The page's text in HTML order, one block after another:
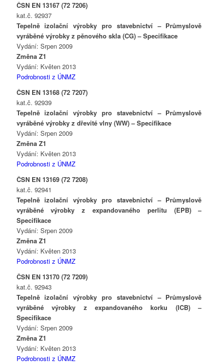
ČSN EN 13167 (72 7206)
kat.č. 92937
Tepelně izolační výrobky pro stavebnictví – Průmyslově
vyráběné výrobky z pěnového skla (CG) – Specifikace
Vydání: Srpen 2009
Změna Z1
Vydání: Květen 2013
Podrobnosti z ÚNMZ
ČSN EN 13168 (72 7207)
kat.č. 92939
Tepelně izolační výrobky pro stavebnictví – Průmyslově
vyráběné výrobky z dřevité vlny (WW) – Specifikace
Vydání: Srpen 2009
Změna Z1
Vydání: Květen 2013
Podrobnosti z ÚNMZ
ČSN EN 13169 (72 7208)
kat.č. 92941
Tepelně izolační výrobky pro stavebnictví – Průmyslově
vyráběné výrobky z expandovaného perlitu (EPB) –
Specifikace
Vydání: Srpen 2009
Změna Z1
Vydání: Květen 2013
Podrobnosti z ÚNMZ
ČSN EN 13170 (72 7209)
kat.č. 92943
Tepelně izolační výrobky pro stavebnictví – Průmyslově
vyráběné výrobky z expandovaného korku (ICB) –
Specifikace
Vydání: Srpen 2009
Změna Z1
Vydání: Květen 2013
Podrobnosti z ÚNMZ